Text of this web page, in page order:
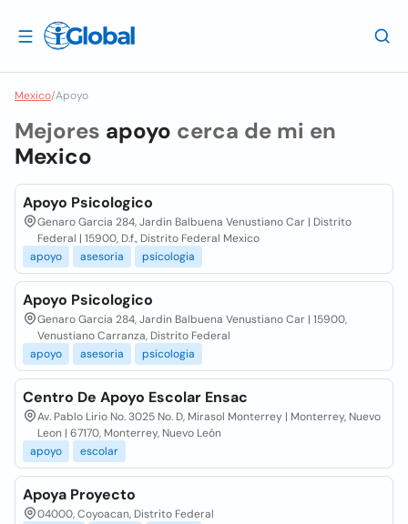
Mexico/Apoyo
Mejores apoyo cerca de mi en
Mexico
Apoyo Psicologico
Genaro Garcia 284, Jardin Balbuena Venustiano Car | Distrito
Federal | 15900, D.f., Distrito Federal Mexico
apoyo
asesoria psicologia
Apoyo Psicologico
Genaro Garcia 284, Jardin Balbuena Venustiano Car | 15900,
Venustiano Carranza, Distrito Federal
apoyo
asesoria psicologia
Centro De Apoyo Escolar Ensac
Av. Pablo Lirio No. 3025 No. D, Mirasol Monterrey | Monterrey, Nuevo
Leon | 67170, Monterrey, Nuevo León
apoyo
escolar
Apoya Proyecto
04000, Coyoacan, Distrito Federal